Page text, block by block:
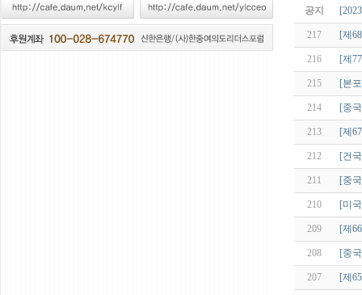
공지
217 [제
216 [제
215 [본
214 [중
213 [제
212 [건
211 [중
210 [미
209 [제
208 [중
207 [제